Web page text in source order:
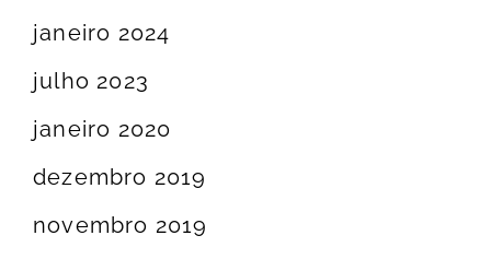
janeiro 2024
julho 2023
janeiro 2020
dezembro 2019
novembro 2019